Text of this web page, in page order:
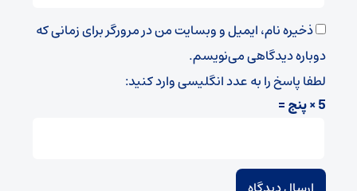
ذخیره نام، ایمیل و وبسایت من در مرورگر برای زمانی که
دوباره دیدگاهی می‌نویسم.
لطفا پاسخ را به عدد انگلیسی وارد کنید:
5 × پنج =